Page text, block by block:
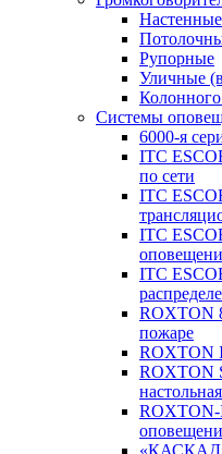
Настенные
Рупорные
Уличные
Системы
6000-я
ITC
по сети
ITC
ITC
ITC
ROXTON
пожаре
ROXTON
ROXTON
настольная
ROXTON-